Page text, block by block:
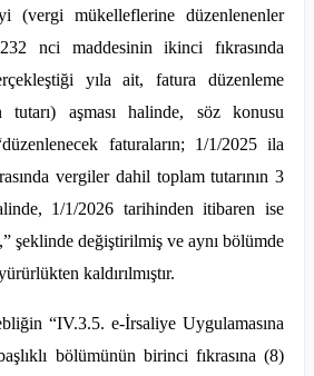
(vergi mükelleflerine düzenlenenler
nci maddesinin ikinci fıkrasında
yıla ait, fatura düzenleme
tutarı) aşması halinde, söz konusu
faturaların; 1/1/2025 ila
vergiler dahil toplam tutarının 3
1/1/2026 tarihinden itibaren ise
şeklinde değiştirilmiş ve aynı bölümde
kaldırılmıştır.
“IV.3.5. e-İrsaliye Uygulamasına
bölümünün birinci fıkrasına (8)